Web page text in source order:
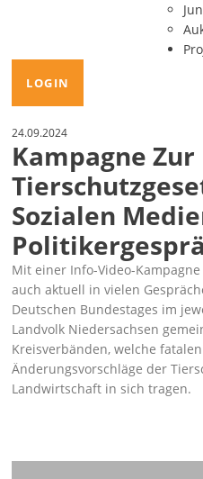
LOGIN
24.09.2024
Kampagne
Sozialen
Mit einer Info-Video-
auch aktuell in vielen
Deutschen Bundestages im
Landvolk Niedersachsen
Kreisverbänden, welche
Änderungsvorschläge der
Landwirtschaft in sich tragen.